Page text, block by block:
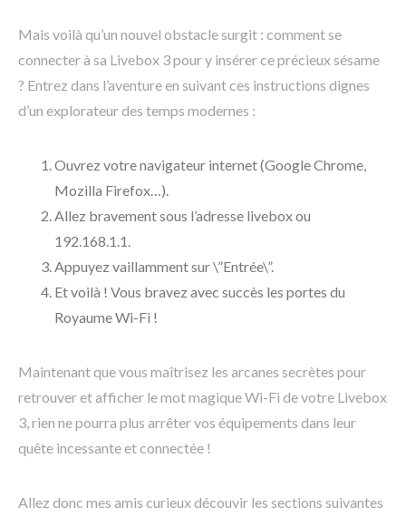
Mais voilà qu’un nouvel obstacle surgit : comment se
connecter à sa Livebox 3 pour y insérer ce précieux sésame
? Entrez dans l’aventure en suivant ces instructions dignes
d’un explorateur des temps modernes :
Ouvrez votre navigateur internet (Google Chrome,
Mozilla Firefox…).
Allez bravement sous l’adresse livebox ou
192.168.1.1.
Appuyez vaillamment sur \”Entrée\”.
Et voilà ! Vous bravez avec succès les portes du
Royaume Wi-Fi !
Maintenant que vous maîtrisez les arcanes secrètes pour
retrouver et afficher le mot magique Wi-Fi de votre Livebox
3, rien ne pourra plus arrêter vos équipements dans leur
quête incessante et connectée !
Allez donc mes amis curieux découvir les sections suivantes